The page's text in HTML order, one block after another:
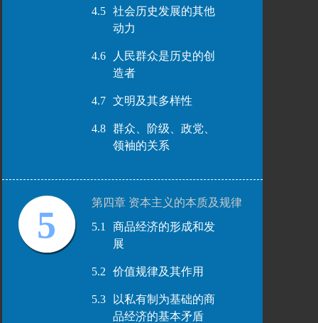
4.5
社会历史发展的其他
动力
4.6
人民群众是历史的创
造者
4.7 文明及其多样性
4.8
群众、阶级、政党、
领袖的关系
5
第四章 资本主义的本质及规律
5.1
商品经济的形成和发
展
5.2 价值规律及其作用
5.3
以私有制为基础的商
品经济的基本矛盾